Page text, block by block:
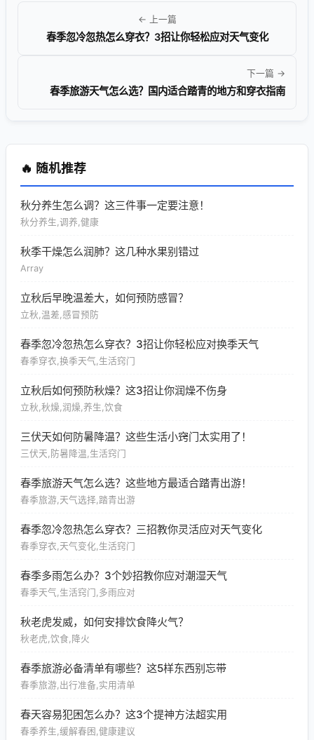
← 上一篇
春季忽冷忽热怎么穿衣？3招让你轻松应对天气变化
下一篇 →
春季旅游天气怎么选？国内适合踏青的地方和穿衣指南
🔥 随机推荐
秋分养生怎么调？这三件事一定要注意！
秋分养生,调养,健康
秋季干燥怎么润肺？这几种水果别错过
Array
立秋后早晚温差大，如何预防感冒？
立秋,温差,感冒预防
春季忽冷忽热怎么穿衣？3招让你轻松应对换季天气
春季穿衣,换季天气,生活窍门
立秋后如何预防秋燥？这3招让你润燥不伤身
立秋,秋燥,润燥,养生,饮食
三伏天如何防暑降温？这些生活小窍门太实用了！
三伏天,防暑降温,生活窍门
春季旅游天气怎么选？这些地方最适合踏青出游！
春季旅游,天气选择,踏青出游
春季忽冷忽热怎么穿衣？三招教你灵活应对天气变化
春季穿衣,天气变化,生活窍门
春季多雨怎么办？3个妙招教你应对潮湿天气
春季天气,生活窍门,多雨应对
秋老虎发威，如何安排饮食降火气？
秋老虎,饮食,降火
春季旅游必备清单有哪些？这5样东西别忘带
春季旅游,出行准备,实用清单
春天容易犯困怎么办？这3个提神方法超实用
春季养生,缓解春困,健康建议